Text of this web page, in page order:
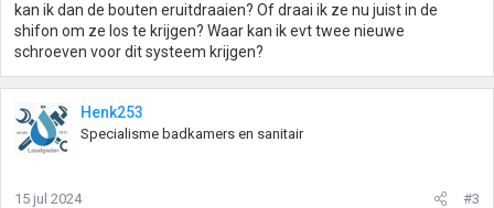
n
:
kan ik dan de bouten eruitdraaien? Of draai ik ze nu juist in de
shifon om ze los te krijgen? Waar kan ik evt twee nieuwe
schroeven voor dit systeem krijgen?
Henk253
Specialisme badkamers en sanitair
15 jul 2024 #3